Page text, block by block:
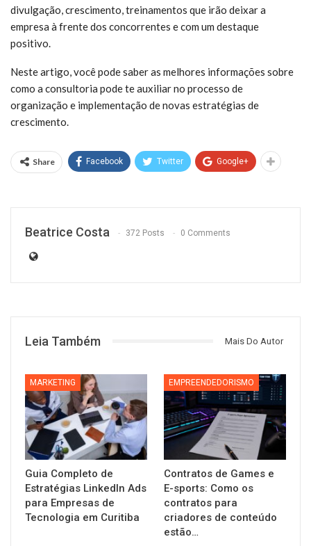
divulgação, crescimento, treinamentos que irão deixar a
empresa à frente dos concorrentes e com um destaque
positivo.
Neste artigo, você pode saber as melhores informações sobre
como a consultoria pode te auxiliar no processo de
organização e implementação de novas estratégias de
crescimento.
Share Facebook Twitter Google+
Beatrice Costa 372 Posts 0 Comments
Leia Também Mais Do Autor
MARKETING
Guia Completo de
Estratégias LinkedIn Ads
para Empresas de
Tecnologia em Curitiba
EMPREENDEDORISMO
Contratos de Games e
E-sports: Como os
contratos para
criadores de conteúdo
estão…